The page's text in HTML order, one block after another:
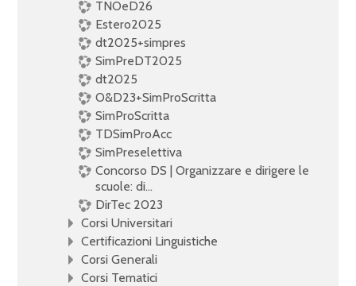
TNOeD26
Estero2025
dt2025+simpres
SimPreDT2025
dt2025
O&D23+SimProScritta
SimProScritta
TDSimProAcc
SimPreselettiva
Concorso DS | Organizzare e dirigere le
scuole: di...
DirTec 2023
Corsi Universitari
Certificazioni Linguistiche
Corsi Generali
Corsi Tematici